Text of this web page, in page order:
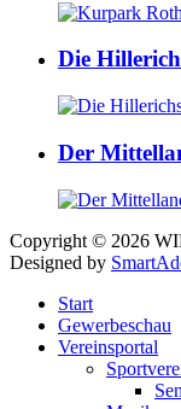
Die
Der
Copyright © 2026
Designed by
Start
Gewerbeschau
Vereinsportal